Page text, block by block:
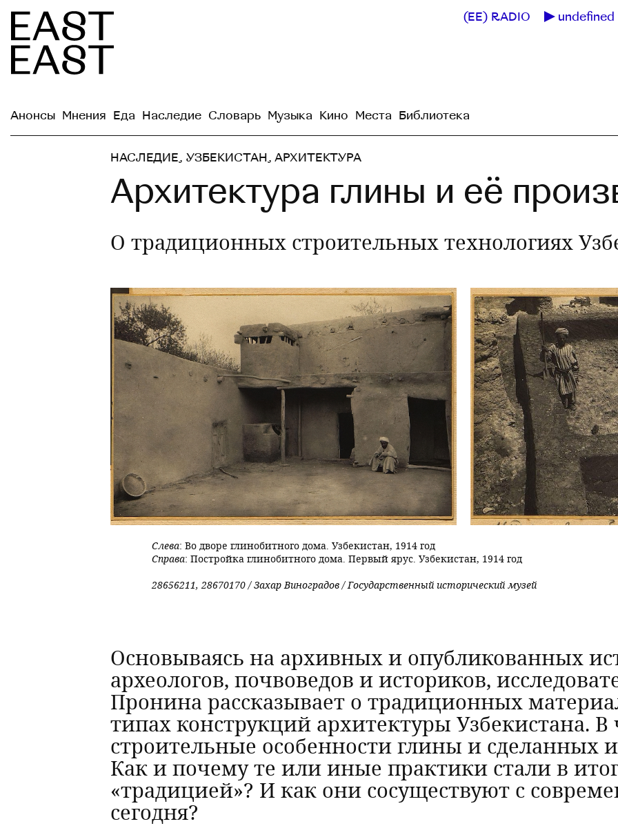
(EE) RADIO
Анонсы Мнения Еда Наследие Словарь Музыка Кино Места Библиотека
НАСЛЕДИЕ, УЗБЕКИСТАН, АРХИТЕКТУРА
Архитектура глины и её
О традиционных строительных технологиях
Слева: Во дворе глинобитного дома. Узбекистан, 1914 год
Cправа: Постройка глинобитного дома. Первый ярус. Узбекистан, 1914 год
28656211, 28670170 / Захар Виноградов / Государственный исторический музей
Основываясь на архивных и опубликованных
археологов, почвоведов и историков,
Пронина рассказывает о традиционных
типах конструкций архитектуры Узбекистана.
строительные особенности глины и сделанных
Как и почему те или иные практики стали в
«традицией»? И как они сосуществуют с
сегодня?